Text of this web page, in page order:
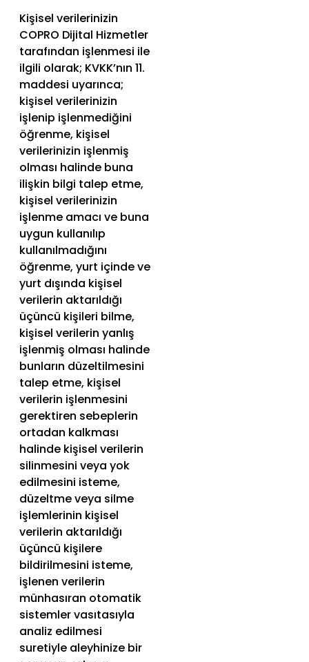
Kişisel verilerinizin
COPRO Dijital Hizmetler
tarafından işlenmesi ile
ilgili olarak; KVKK’nın 11.
maddesi uyarınca;
kişisel verilerinizin
işlenip işlenmediğini
öğrenme, kişisel
verilerinizin işlenmiş
olması halinde buna
ilişkin bilgi talep etme,
kişisel verilerinizin
işlenme amacı ve buna
uygun kullanılıp
kullanılmadığını
öğrenme, yurt içinde ve
yurt dışında kişisel
verilerin aktarıldığı
üçüncü kişileri bilme,
kişisel verilerin yanlış
işlenmiş olması halinde
bunların düzeltilmesini
talep etme, kişisel
verilerin işlenmesini
gerektiren sebeplerin
ortadan kalkması
halinde kişisel verilerin
silinmesini veya yok
edilmesini isteme,
düzeltme veya silme
işlemlerinin kişisel
verilerin aktarıldığı
üçüncü kişilere
bildirilmesini isteme,
işlenen verilerin
münhasıran otomatik
sistemler vasıtasıyla
analiz edilmesi
suretiyle aleyhinize bir